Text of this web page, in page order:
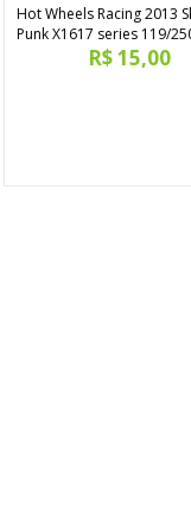
Hot Wheels Racing 2013
Punk X1617 series 119/
R$ 15,00